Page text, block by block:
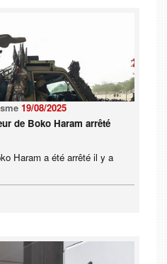
19/08/2025
de Boko Haram arrêté
Haram a été arrêté il y a